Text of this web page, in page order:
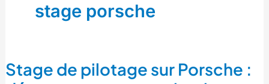
stage porsche
Stage de pilotage sur Porsche :
Stage